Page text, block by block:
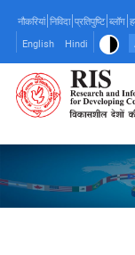
main
content
नौकरियां निविदा प्रतिपुष्टि ब्लॉग
English
Hindi